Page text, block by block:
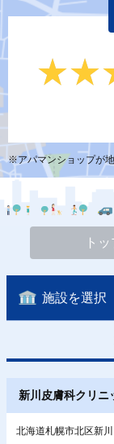
※アパマンショップが
ト
施設を選択
新川皮膚科クリニ
北海道札幌市北区新